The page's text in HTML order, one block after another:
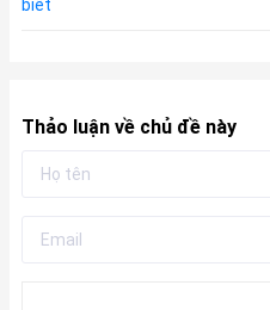
biết
Thảo luận về chủ đề này